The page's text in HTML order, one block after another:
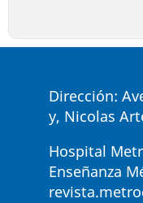
Dirección:
y, Nicolas
Hospital
Enseñanza